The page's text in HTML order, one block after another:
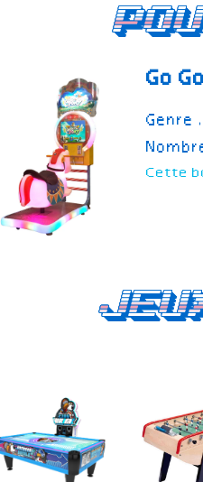
Go
Genre
Cette